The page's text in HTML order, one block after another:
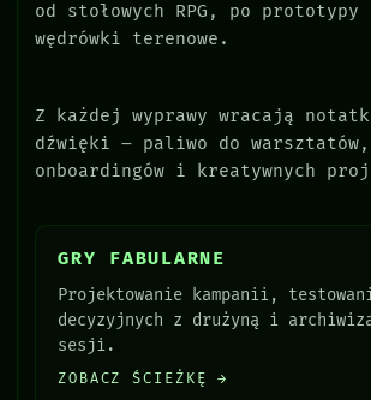
od stołowych RPG, po prototypy
wędrówki terenowe.
Z każdej wyprawy wracają
dźwięki – paliwo do warsztatów,
onboardingów i kreatywnych
GRY FABULARNE
Projektowanie kampanii,
decyzyjnych z drużyną i
sesji.
ZOBACZ ŚCIEŻKĘ →